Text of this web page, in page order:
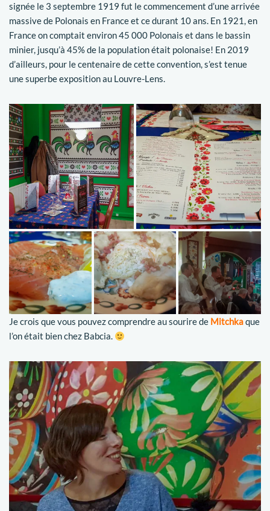
signée le 3 septembre 1919 fut le commencement d’une arrivée
massive de Polonais en France et ce durant 10 ans. En 1921, en
France on comptait environ 45 000 Polonais et dans le bassin
minier, jusqu’à 45% de la population était polonaise! En 2019
d’ailleurs, pour le centenaire de cette convention, s’est tenue
une superbe exposition au Louvre-Lens.
Je crois que vous pouvez comprendre au sourire de Mitchkaque
l’on était bien chez Babcia.